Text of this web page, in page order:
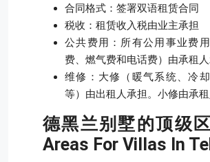
合同格式：签署双语租赁合同
税收：租赁收入税由业主承担
公共费用：所有公用事业费
费、燃气费和电话费）由承租
维修：大修（暖气系统、冷
等）由出租人承担。小修由承租
德黑兰别墅的顶级
Areas For Villas In